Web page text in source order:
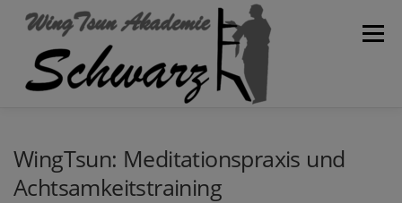
Inhalt
Menü
WingTsun: Meditationspraxis und
Achtsamkeitstraining